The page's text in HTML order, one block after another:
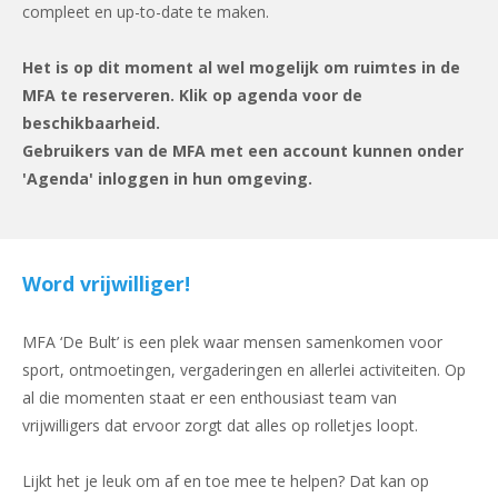
compleet en up-to-date te maken.
Het is op dit moment al wel mogelijk om ruimtes in de
MFA te reserveren. Klik op agenda voor de
beschikbaarheid.
Gebruikers van de MFA met een account kunnen onder
'Agenda' inloggen in hun omgeving.
Word vrijwilliger!
MFA ‘De Bult’ is een plek waar mensen samenkomen voor
sport, ontmoetingen, vergaderingen en allerlei activiteiten. Op
al die momenten staat er een enthousiast team van
vrijwilligers dat ervoor zorgt dat alles op rolletjes loopt.
Lijkt het je leuk om af en toe mee te helpen? Dat kan op